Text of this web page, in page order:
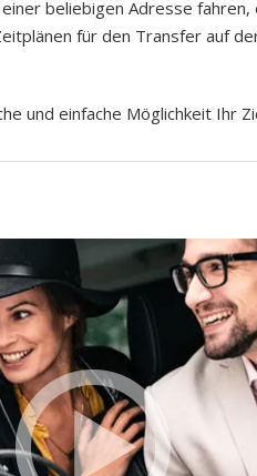
beliebigen Adresse
für den Transfer auf
und einfache Möglichkeit Ihr